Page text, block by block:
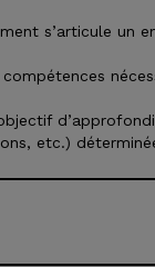
s’articule un
etc.)